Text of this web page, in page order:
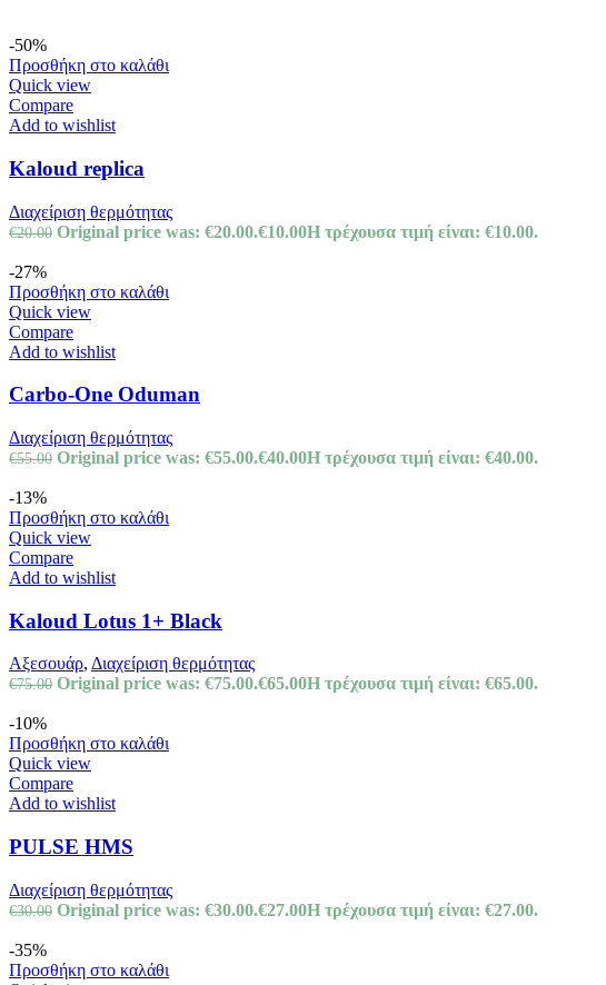
-50%
Προσθήκη στο καλάθι
Quick view
Compare
Add to wishlist
Kaloud replica
Διαχείριση θερμότητας
€20.00 Original price was: €20.00.€10.00Η τρέχουσα τιμή είναι: €10.00.
-27%
Προσθήκη στο καλάθι
Quick view
Compare
Add to wishlist
Carbo-One Oduman
Διαχείριση θερμότητας
€55.00 Original price was: €55.00.€40.00Η τρέχουσα τιμή είναι: €40.00.
-13%
Προσθήκη στο καλάθι
Quick view
Compare
Add to wishlist
Kaloud Lotus 1+ Black
Αξεσουάρ, Διαχείριση θερμότητας
€75.00 Original price was: €75.00.€65.00Η τρέχουσα τιμή είναι: €65.00.
-10%
Προσθήκη στο καλάθι
Quick view
Compare
Add to wishlist
PULSE HMS
Διαχείριση θερμότητας
€30.00 Original price was: €30.00.€27.00Η τρέχουσα τιμή είναι: €27.00.
-35%
Προσθήκη στο καλάθι